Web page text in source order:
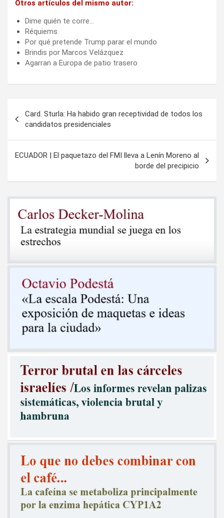
Otros artículos del mismo autor:
Dime quién te corre…
Réquiems
Por qué pretende Trump parar el mundo
Brindis por Marcos Velázquez
Agarran a Europa de patio trasero
de
entradas
Card. Sturla: Ha habido gran receptividad de todos los
candidatos presidenciales
ECUADOR | El paquetazo del FMI lleva a Lenín Moreno al
borde del precipicio